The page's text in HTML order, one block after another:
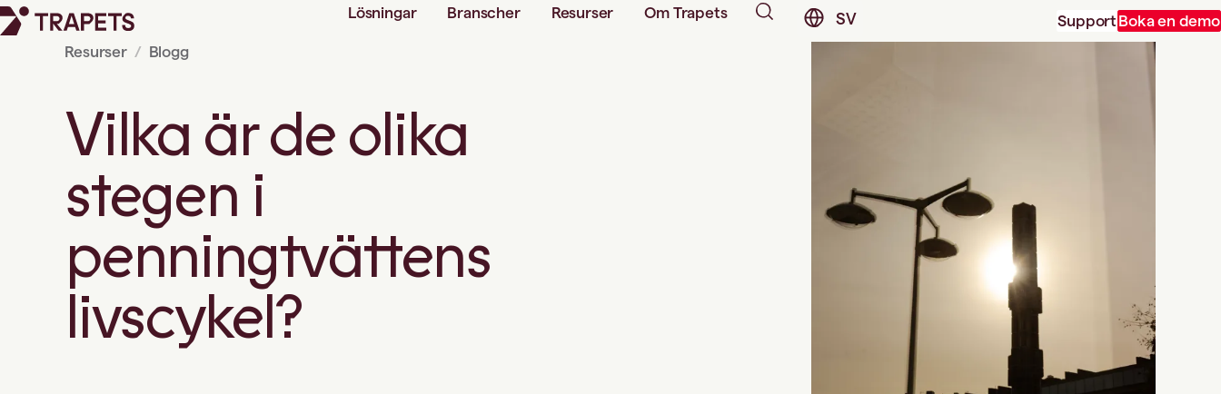
Lösningar Branscher Resurser Om Trapets SV Support Boka en demo
Resurser
Blogg
Vilka är de olika
stegen i
penningtvättens
livscykel?